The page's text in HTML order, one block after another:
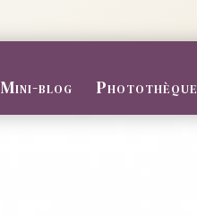
Mini-blog Photothèque